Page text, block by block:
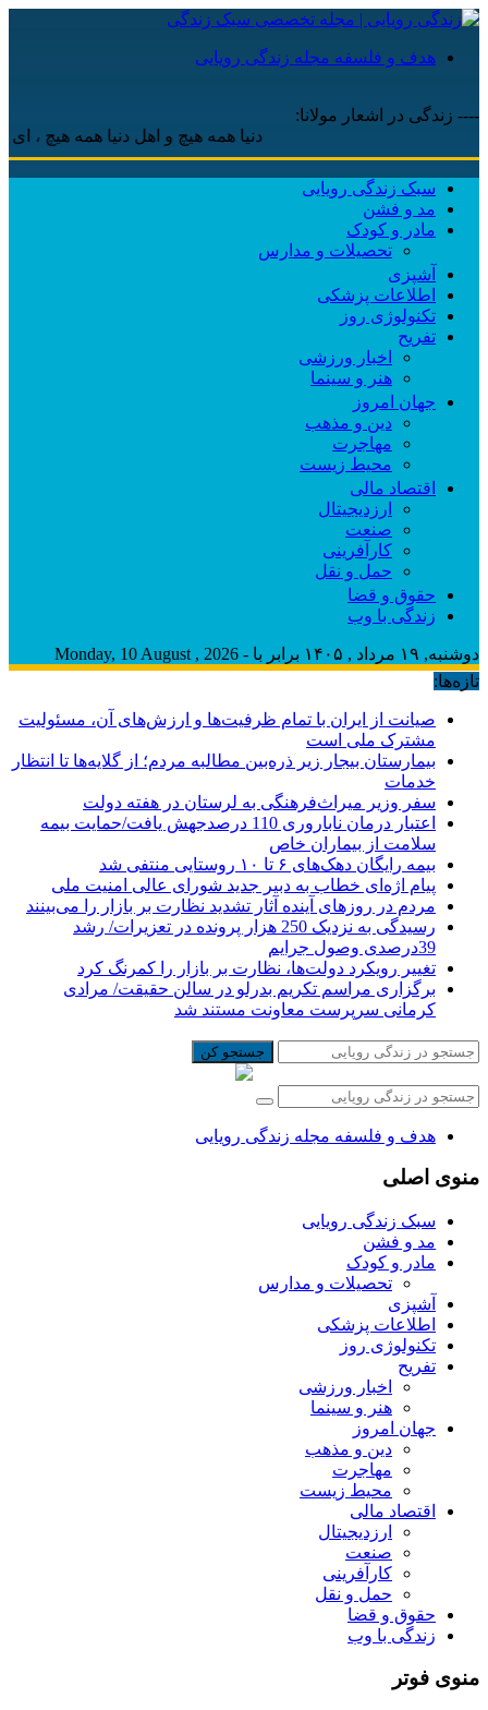
هدف و فلسفه مجله زندگی رویایی
---- زندگی در اشعار مولانا:
دنیا همه هیچ و اهل دنیا همه هیچ ، ‌ای هیچ
سبک زندگی رویایی
مد و فشن
مادر و کودک
تحصیلات و مدارس
آشپزی
اطلاعات پزشکی
تکنولوژی روز
تفریح
اخبار ورزشی
هنر و سینما
جهان امروز
دین و مذهب
مهاجرت
محیط زیست
اقتصاد مالی
ارزدیجیتال
صنعت
کارآفرینی
حمل و نقل
حقوق و قضا
زندگی با وب
دوشنبه, ۱۹ مرداد , ۱۴۰۵ برابر با - Monday, 10 August , 2026
تازه‌ها:
صیانت از ایران با تمام ظرفیت‌ها و ارزش‌های آن، مسئولیت
مشترک ملی است
بیمارستان بیجار زیر ذره‌بین مطالبه مردم؛ از گلایه‌ها تا انتظار
خدمات
سفر وزیر میراث‌فرهنگی به لرستان در هفته دولت
اعتبار درمان ناباروری 110 درصدجهش یافت/حمایت بیمه
سلامت از بیماران خاص
بیمه رایگان دهک‌های ۶ تا ۱۰ روستایی منتفی شد
پیام اژه‌ای خطاب به دبیر جدید شورای عالی امنیت ملی
مردم در روزهای آینده آثار تشدید نظارت بر بازار را می‌بینند
رسیدگی به نزدیک 250 هزار پرونده در تعزیرات/ رشد
39درصدی وصول جرایم
تغییر رویکرد دولت‌ها، نظارت بر بازار را کمرنگ کرد
برگزاری مراسم تکریم بدرلو در سالن حقیقت/ مرادی
کرمانی سرپرست معاونت مستند شد
جستجو کن
هدف و فلسفه مجله زندگی رویایی
منوی اصلی
سبک زندگی رویایی
مد و فشن
مادر و کودک
تحصیلات و مدارس
آشپزی
اطلاعات پزشکی
تکنولوژی روز
تفریح
اخبار ورزشی
هنر و سینما
جهان امروز
دین و مذهب
مهاجرت
محیط زیست
اقتصاد مالی
ارزدیجیتال
صنعت
کارآفرینی
حمل و نقل
حقوق و قضا
زندگی با وب
منوی فوتر